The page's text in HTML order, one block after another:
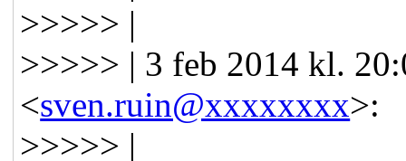
>>>>> |
>>>>> | 3 feb 2014 kl.
<sven.ruin@xxxxxxxx>:
>>>>> |